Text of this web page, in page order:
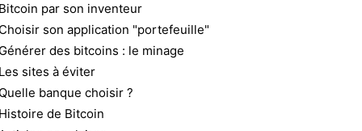
Bitcoin par son inventeur
Choisir son application "portefeuille"
Générer des bitcoins : le minage
Les sites à éviter
Quelle banque choisir ?
Histoire de Bitcoin